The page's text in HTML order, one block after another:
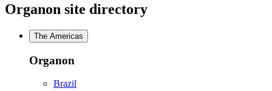
Organon site directory
The Americas
Organon
Brazil